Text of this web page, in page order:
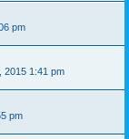
pm
2015 1:41 pm
pm